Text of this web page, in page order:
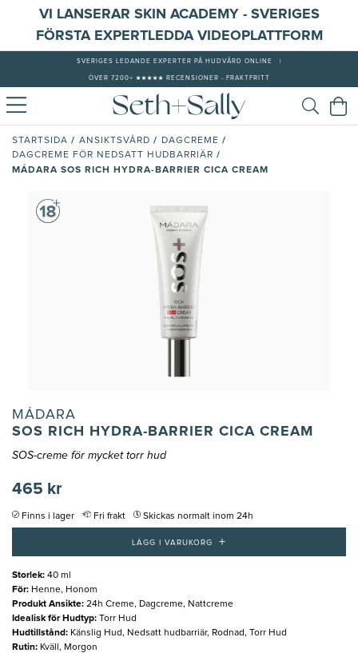
VI LANSERAR SKIN ACADEMY - SVERIGES
FÖRSTA EXPERTLEDDA VIDEOPLATTFORM
SVERIGES LEDANDE EXPERTER PÅ HUDVÅRD ONLINE
ÖVER 7200+ ★★★★★ RECENSIONER - FRAKTFRITT
STARTSIDA / ANSIKTSVÅRD / DAGCREME /
DAGCREME FÖR NEDSATT HUDBARRIÄR /
MÁDARA SOS RICH HYDRA-BARRIER CICA CREAM
MÁDARA
SOS RICH HYDRA-BARRIER CICA CREAM
SOS-creme för mycket torr hud
465 kr
Finns i lager Fri frakt Skickas normalt inom 24h
LÄGG I VARUKORG +
Storlek: 40 ml
För: Henne, Honom
Produkt Ansikte: 24h Creme, Dagcreme, Nattcreme
Idealisk för Hudtyp: Torr Hud
Hudtillstånd: Känslig Hud, Nedsatt hudbarriär, Rodnad, Torr Hud
Rutin: Kväll, Morgon